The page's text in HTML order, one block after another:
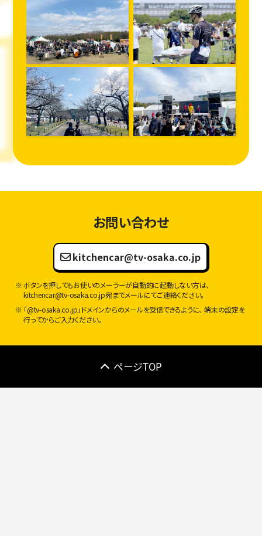
お問い合わせ
kitchencar@tv-osaka.co.jp
ボタンを押してもお使いのメーラーが自動的に起動しない方は、
kitchencar@tv-osaka.co.jp宛までメールにてご連絡ください。
「@tv-osaka.co.jp」ドメインからのメールを受信できるように、 端末の設定を
行ってからご入力ください。
ページTOP